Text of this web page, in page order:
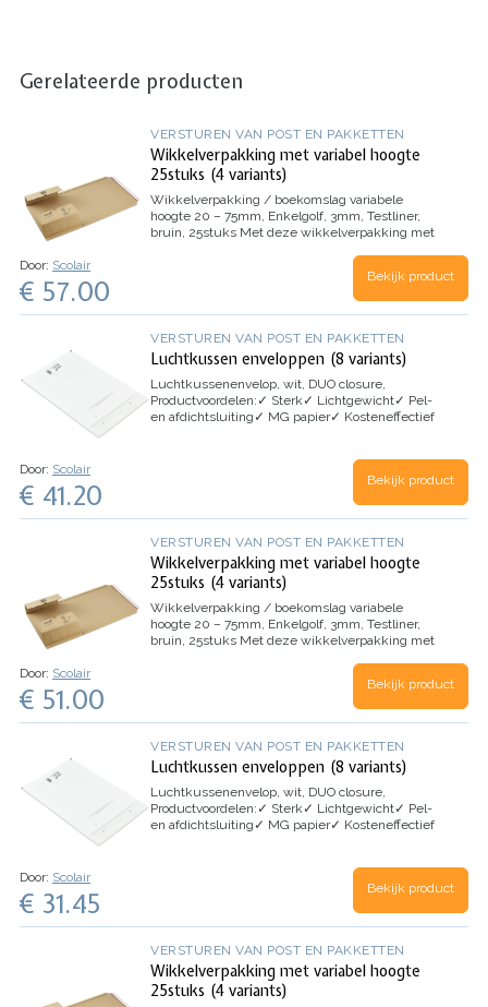
Gerelateerde producten
VERSTUREN VAN POST EN PAKKETTEN
Wikkelverpakking met variabel hoogte
25stuks (4 variants)
Wikkelverpakking / boekomslag variabele
hoogte 20 – 75mm, Enkelgolf, 3mm, Testliner,
bruin, 25stuks Met deze wikkelverpakking met
gemakkelijk verzenden dankzij de zelfklevende
sluiting en scheurstrip. Het is een ideale
oplossing voor een groot aantal formaten.
Productvoordelen:– Rondom randbescherming–
100% recycleerbaar Toepassingen: Boeken,
catalogi, brochures etc.
Door: Scolair
€ 57.00 Bekijk product
VERSTUREN VAN POST EN PAKKETTEN
Luchtkussen enveloppen (8 variants)
Luchtkussenenvelop, wit, DUO closure,
Productvoordelen: ✓ Sterk✓ Lichtgewicht✓ Pel-
en afdichtsluiting ✓ MG papier✓ Kosteneffectief
Door: Scolair
€ 41.20 Bekijk product
VERSTUREN VAN POST EN PAKKETTEN
Wikkelverpakking met variabel hoogte
25stuks (4 variants)
Wikkelverpakking / boekomslag variabele
hoogte 20 – 75mm, Enkelgolf, 3mm, Testliner,
bruin, 25stuks Met deze wikkelverpakking met
gemakkelijk verzenden dankzij de zelfklevende
sluiting en scheurstrip. Het is een ideale
oplossing voor een groot aantal formaten.
Productvoordelen:– Rondom randbescherming–
100% recycleerbaar Toepassingen: Boeken,
catalogi, brochures etc.
Door: Scolair
€ 51.00 Bekijk product
VERSTUREN VAN POST EN PAKKETTEN
Luchtkussen enveloppen (8 variants)
Luchtkussenenvelop, wit, DUO closure,
Productvoordelen: ✓ Sterk✓ Lichtgewicht✓ Pel-
en afdichtsluiting ✓ MG papier✓ Kosteneffectief
Door: Scolair
€ 31.45 Bekijk product
VERSTUREN VAN POST EN PAKKETTEN
Wikkelverpakking met variabel hoogte
25stuks (4 variants)